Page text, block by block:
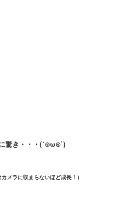
驚き・・・(´⊙ω⊙`)
メラに収まらないほど成長！）